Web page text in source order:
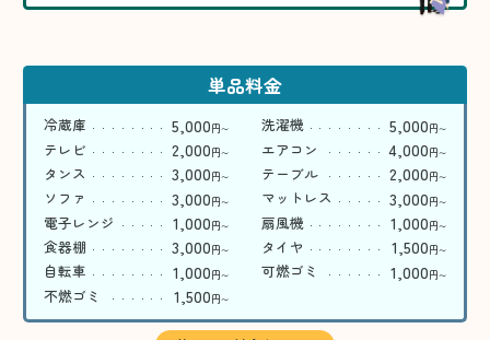
単品料金
冷蔵庫 5,000円〜 洗濯機 5,000円〜
テレビ 2,000円〜 エアコン 4,000円〜
タンス 3,000円〜 テーブル 2,000円〜
ソファ 3,000円〜 マットレス 3,000円〜
電子レンジ 1,000円〜 扇風機 1,000円〜
食器棚 3,000円〜 タイヤ 1,500円〜
自転車 1,000円〜 可燃ゴミ 1,000円〜
不燃ゴミ 1,500円〜